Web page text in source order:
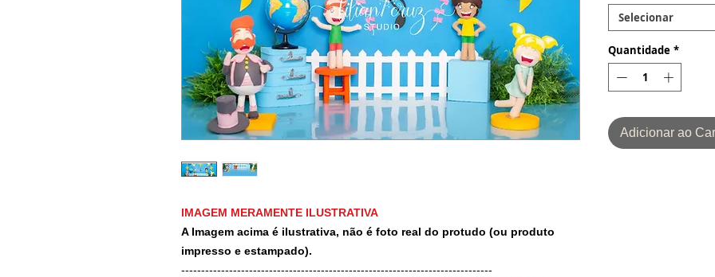
IMAGEM MERAMENTE ILUSTRATIVA
A Imagem acima é ilustrativa, não é foto real do protudo (ou produto
impresso e estampado).
------------------------------------------------------------------------------
Selecionar
Quantidade *
Adicionar ao